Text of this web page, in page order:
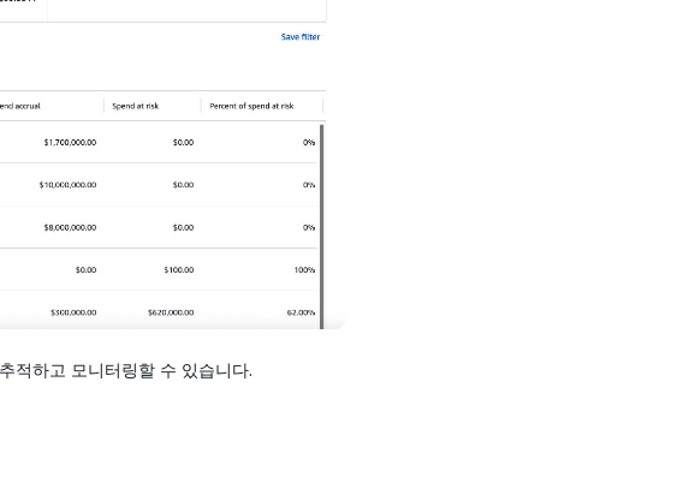
적하고 모니터링할 수 있습니다.